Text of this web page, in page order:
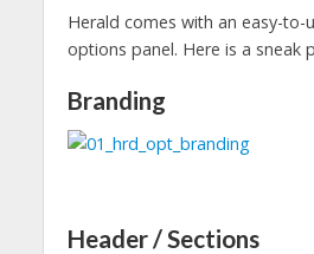
Herald comes with an easy-to-
options panel. Here is a sneak
Branding
Header / Sections